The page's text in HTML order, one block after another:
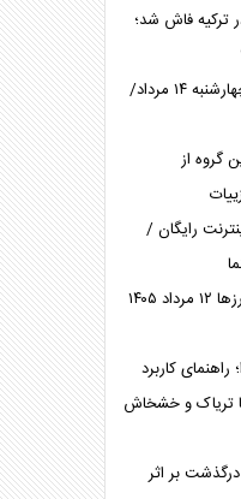
ترکیه فاش شد؛
آخرین قیمت طلا و سکه امروز چهارشنبه ۱۴ مرداد/
گروه از
رایگان /
آخرین قیمت دلار، یورو و سایر ارز‌ها ۱۲ مرداد ۱۴۰۵
کاربرد
تریاک و خشخاش
بر اثر